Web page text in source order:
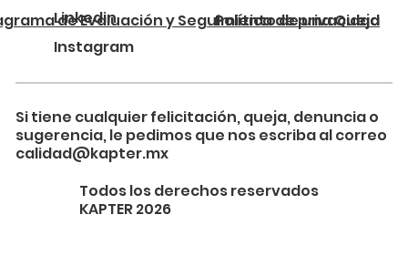
Linkedin
Instagram
Política de privacidad
de Evaluación y Seguimiento de una Queja
Si tiene cualquier felicitación, queja, denuncia o
sugerencia, le pedimos que nos escriba al correo
calidad@kapter.mx
Todos los derechos reservados
KAPTER 2026